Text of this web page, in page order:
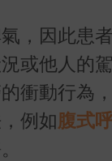
，因此患
或他人的
衝動行為
例如 腹式